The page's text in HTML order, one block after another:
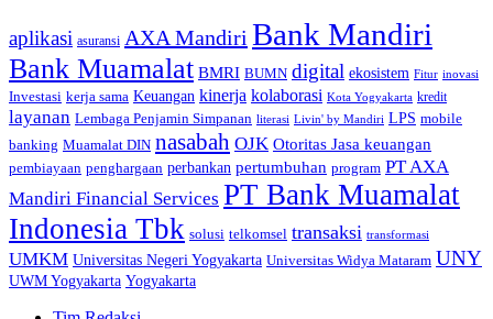
aplikasi asuransi AXA Mandiri Bank Mandiri
Bank Muamalat BMRI BUMN digital ekosistem Fitur inovasi
Investasi kerja sama Keuangan kinerja kolaborasi Kota Yogyakarta kredit
layanan Lembaga Penjamin Simpanan literasi Livin' by Mandiri LPS mobile
banking Muamalat DIN nasabah OJK Otoritas Jasa keuangan
pembiayaan penghargaan perbankan pertumbuhan program PT AXA
Mandiri Financial Services PT Bank Muamalat
Indonesia Tbk solusi telkomsel transaksi transformasi
UMKM Universitas Negeri Yogyakarta Universitas Widya Mataram UNY
UWM Yogyakarta Yogyakarta